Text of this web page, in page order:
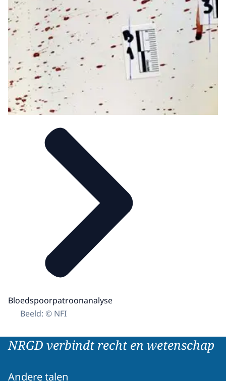
Bloedspoorpatroonanalyse
Beeld: © NFI
NRGD verbindt recht en wetenschap
Andere talen